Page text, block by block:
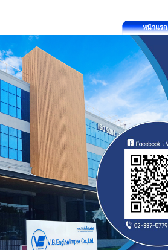
หน้าแรก